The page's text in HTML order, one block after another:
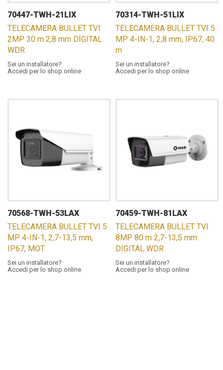
70447-TWH-21LIX
TELECAMERA BULLET TVI
2MP 30 m 2,8 mm DIGITAL
WDR
Sei un installatore?
Accedi per lo shop online
70314-TWH-51LIX
TELECAMERA BULLET TVI 5
MP 4-IN-1, 2,8 mm, IP67, 40
m
Sei un installatore?
Accedi per lo shop online
70568-TWH-53LAX
TELECAMERA BULLET TVI 5
MP 4-IN-1, 2,7-13,5 mm,
IP67, MOT
Sei un installatore?
Accedi per lo shop online
70459-TWH-81LAX
TELECAMERA BULLET TVI
8MP 80 m 2,7-13,5 mm
DIGITAL WDR
Sei un installatore?
Accedi per lo shop online